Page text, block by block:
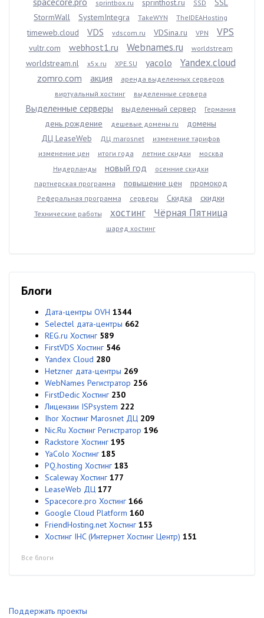
sprintbox.ru sprinthost.ru SSD
SSL
StormWall
SystemIntegra TakeWYN TheIDEAHosting
timeweb.cloud VDS vdscom.ru VDSina.ru VPN VPS
vultr.com webhost1.ru Webnames.ru worldstream
worldstream.nl x5x.ru XPE.SU yacolo Yandex.cloud
zomro.com акция
аренда выделенных серверов
виртуальный хостинг
выделенные сервера
Выделенные серверы выделенный сервер Германия
день рождение дешевые домены ru
домены
ДЦ LeaseWeb
ДЦ marosnet
изменение тарифов
изменение цен
итоги года летние скидки
москва
Нидерланды
новый год
осенние скидки
партнерская программа
повышение цен промокод
Реферальная программа серверы Скидка скидки
Технические работы хостинг Чёрная Пятница
шаред хостинг
Блоги
Дата-центры OVH 1344
Selectel дата-центры 662
REG.ru Хостинг 589
FirstVDS Хостинг 546
Yandex Cloud 280
Hetzner дата-центры 269
WebNames Регистратор 256
FirstDedic Хостинг 230
Лицензии ISPsystem 222
Ihor Хостинг Marosnet ДЦ 209
Nic.Ru Хостинг Регистратор 196
Rackstore Хостинг 195
YaColo Хостинг 185
PQ.hosting Хостинг 183
Scaleway Хостинг 177
LeaseWeb ДЦ 177
Spacecore.pro Хостинг 166
Google Cloud Platform 160
FriendHosting.net Хостинг 153
Хостинг IHC (Интернет Хостинг Центр) 151
Все блоги
Поддержать проекты